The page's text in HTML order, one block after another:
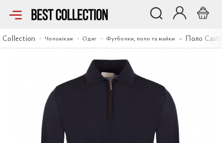
Collection Чоловікам Одяг Футболки, поло та майки Поло
Поло Castangia